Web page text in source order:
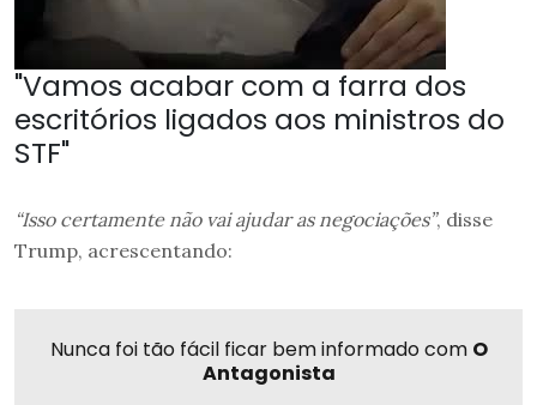
"Vamos acabar com a farra dos
escritórios ligados aos ministros do
STF"
“Isso certamente não vai ajudar as negociações”, disse
Trump, acrescentando:
Nunca foi tão fácil ficar bem informado com O
Antagonista